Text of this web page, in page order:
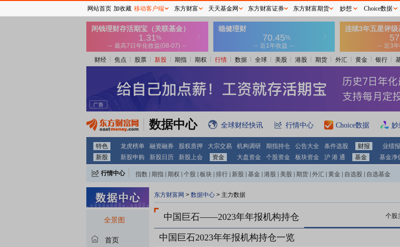
财经 焦点 股票 新股 期指 期权 行情 数据 全球 美股 港股 期货 外汇 黄金 银行
数据中心 全球财经快讯 行情中心 Choice数据 妙
特色 龙虎榜单 融资融券 股权质押 大宗交易 机构调研 期指持仓 公告大全 条件选股 财报 业绩
新股
新股申购 新股日历 新股上会 资金 大盘资金 个股资金 板块资金 沪 港 通 基金 基金净
行情中心 指数 期指 期权 个股 板块 排行 新股 基金 港股 美股 期货 外汇 黄金 自选股 自选基金
全景图
首页
东方财富网 > 数据中心 > 主力数据
中国巨石——2023年年报机构持仓 个股
中国巨石2023年年报机构持仓一览
网站首页 加收藏 移动客户端 东方财富 天天基金网 东方财富证券 东方财富期货 妙想 Choice数据